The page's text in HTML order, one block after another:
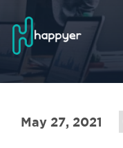
May 27, 2021